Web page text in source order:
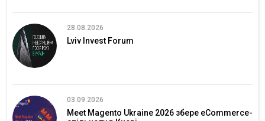
28.08.2026
Lviv Invest Forum
03.09.2026
Meet Magento Ukraine 2026 збере eCommerce-